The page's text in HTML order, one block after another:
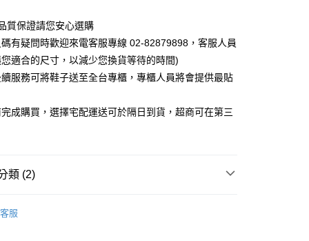
質保證請您安心選購
有疑問時歡迎來電客服專線 02-82879898，客服人員
適合的尺寸，以減少您換貨等待的時間)
服務可將鞋子送至全台專櫃，專櫃人員將會提供最貼
成購買，選擇宅配運送可於隔日到貨，超商可在第三
類 (2)
客服